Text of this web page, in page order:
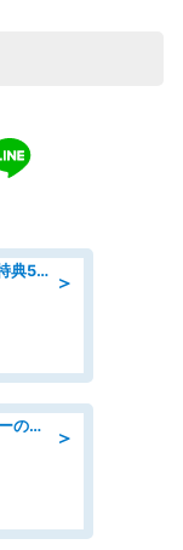
＞
2026年転職応援キャンペーン!入社特典58万円/デンソーで働こう!自動車工場で小型部品の検査業務 denso aichi
＞
「土日祝休み」治験コーディネーターのお仕事/未経験OK